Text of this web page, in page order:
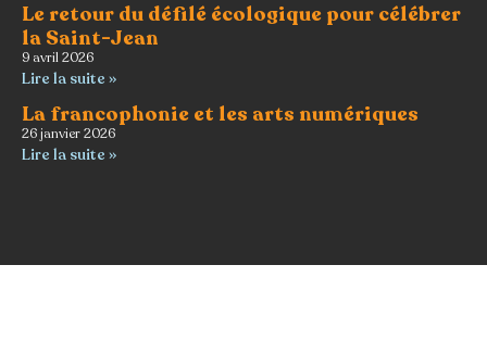
Le retour du défilé écologique pour célébrer
la Saint-Jean
9 avril 2026
Lire la suite »
La francophonie et les arts numériques
26 janvier 2026
Lire la suite »